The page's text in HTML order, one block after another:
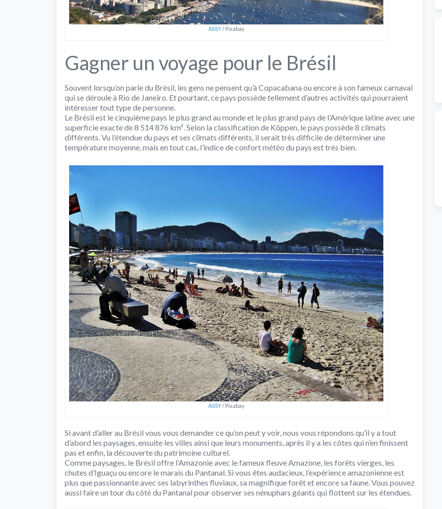
ASSY/ Pixabay
Gagner un voyage pour le Brésil
Souvent lorsqu’on parle du Brésil, les gens ne pensent qu’à Copacabana ou encore à son fameux carnaval
qui se déroule à Rio de Janeiro. Et pourtant, ce pays possède tellement d’autres activités qui pourraient
intéresser tout type de personne.
Le Brésil est le cinquième pays le plus grand au monde et le plus grand pays de l’Amérique latine avec une
superficie exacte de 8 514 876 km². Selon la classification de Köppen, le pays possède 8 climats
différents. Vu l’étendue du pays et ses climats différents, il serait très difficile de déterminer une
température moyenne, mais en tout cas, l’indice de confort météo du pays est très bien.
ASSY/ Pixabay
Si avant d’aller au Brésil vous vous demander ce qu’on peut y voir, nous vous répondons qu’il y a tout
d’abord les paysages, ensuite les villes ainsi que leurs monuments, après il y a les côtes qui n’en finissent
pas et enfin, la découverte du patrimoine culturel.
Comme paysages, le Brésil offre l’Amazonie avec le fameux fleuve Amazone, les forêts vierges, les
chutes d’Iguaçu ou encore le marais du Pantanal. Si vous êtes audacieux, l’expérience amazonienne est
plus que passionnante avec ses labyrinthes fluviaux, sa magnifique forêt et encore sa faune. Vous pouvez
aussi faire un tour du côté du Pantanal pour observer ses nénuphars géants qui flottent sur les étendues.